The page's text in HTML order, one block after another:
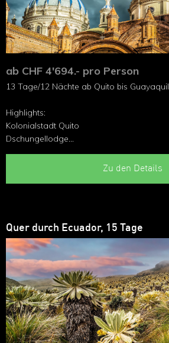
ab CHF 4'694.- pro Person
13 Tage/12 Nächte ab Quito bis Guayaquil
Highlights:
Kolonialstadt Quito
Dschungellodge
Otavalo
Zu den Details
Quer durch Ecuador, 15 Tage